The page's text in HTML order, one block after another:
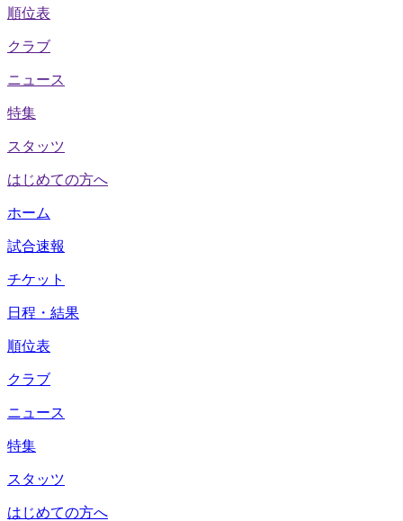
順位表
クラブ
ニュース
特集
スタッツ
はじめての方へ
ホーム
試合速報
チケット
日程・結果
順位表
クラブ
ニュース
特集
スタッツ
はじめての方へ